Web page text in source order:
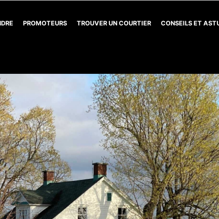
PROMOTEURS TROUVER UN COURTIER CONSEILS ET